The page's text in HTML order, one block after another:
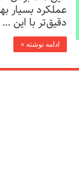
عملکرد بسیار
دقیق‌تر با این …
ادامه نوشته »